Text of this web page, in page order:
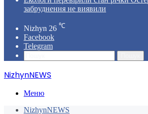
забруднення не виявили
Nizhyn 26 ℃
Facebook
Telegram
NizhynNEWS
Меню
NizhynNEWS